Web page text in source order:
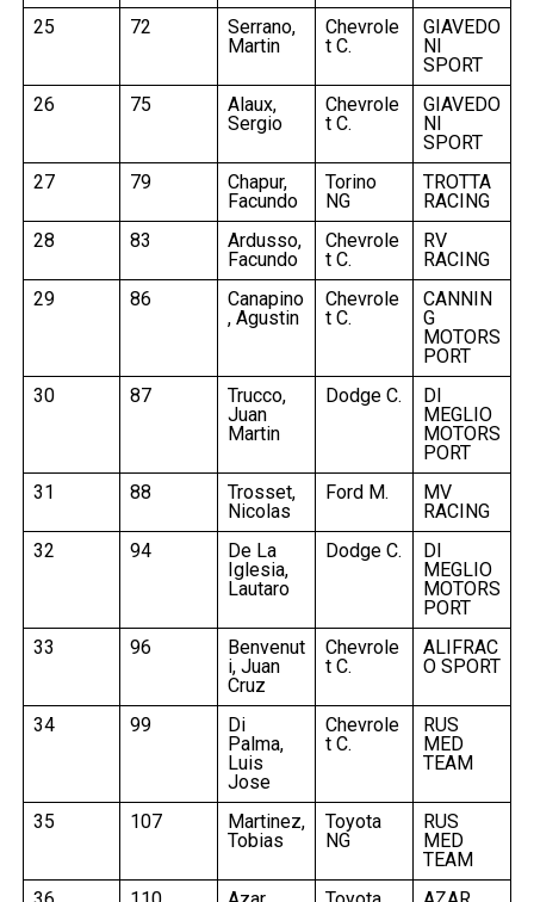
25 72
Serrano,
Martin
Chevrole
t C.
GIAVEDO
NI
SPORT
26
75
Alaux,
Sergio
Chevrole
t C.
GIAVEDO
NI
SPORT
27
79
Chapur,
Facundo
Torino
NG
TROTTA
RACING
28
83
Ardusso,
Facundo
Chevrole
t C.
RV
RACING
29
86
Canapino
, Agustin
Chevrole
t C.
CANNIN
G
MOTORS
PORT
30
87
Trucco,
Juan
Martin
Dodge C.
DI
MEGLIO
MOTORS
PORT
31
88
Trosset,
Nicolas
Ford M.
MV
RACING
32
94
De La
Iglesia,
Lautaro
Dodge C.
DI
MEGLIO
MOTORS
PORT
33
96
Benvenut
i, Juan
Cruz
Chevrole
t C.
ALIFRAC
O SPORT
34 99
Di
Palma,
Luis
Jose
Chevrole
t C.
RUS
MED
TEAM
35 107
Martinez,
Tobias
Toyota
NG
RUS
MED
TEAM